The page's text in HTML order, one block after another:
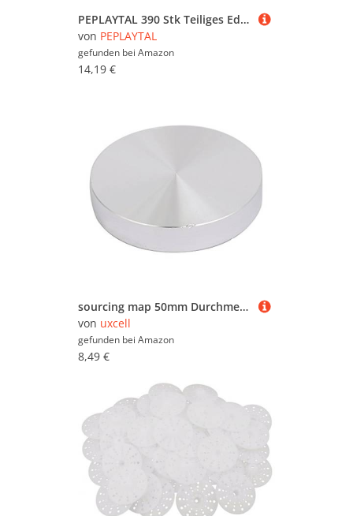
PEPLAYTAL 390 Stk Teiliges Edelstahl Innenzahnscheiben sortiment Verzahnte Sicherungsscheiben mit Pufferwirkung Vibrationsdämpfend Kompakt in Transparenter Aufbewahrungsbox Geeignet für
von PEPLAYTAL
gefunden bei Amazon
14,19 €
sourcing map 50mm Durchmesser 10mm Dicke M8 Gewinde Aluminium Scheibe Hardware für Glastisch DE
von uxcell
gefunden bei Amazon
8,49 €